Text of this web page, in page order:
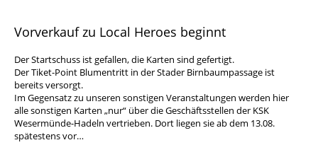
Vorverkauf zu Local Heroes beginnt
Der Startschuss ist gefallen, die Karten sind gefertigt.
Der Tiket-Point Blumentritt in der Stader Birnbaumpassage ist
bereits versorgt.
Im Gegensatz zu unseren sonstigen Veranstaltungen werden hier
alle sonstigen Karten „nur“ über die Geschäftsstellen der KSK
Wesermünde-Hadeln vertrieben. Dort liegen sie ab dem 13.08.
spätestens vor…